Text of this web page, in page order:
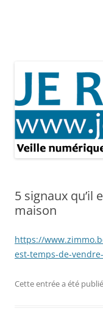
5 signaux qu’il
maison
https://
est-temps-de-
Cette entrée a été